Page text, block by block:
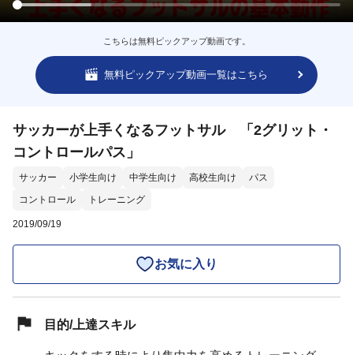
こちらは無料ピックアップ動画です。
無料ピックアップ動画一覧はこちら
サッカーが上手くなるフットサル 「2グリット・
コントロールパス」
サッカー 小学生向け 中学生向け 高校生向け
パス
コントロール
トレーニング
2019/09/19
お気に入り
目的/上達スキル